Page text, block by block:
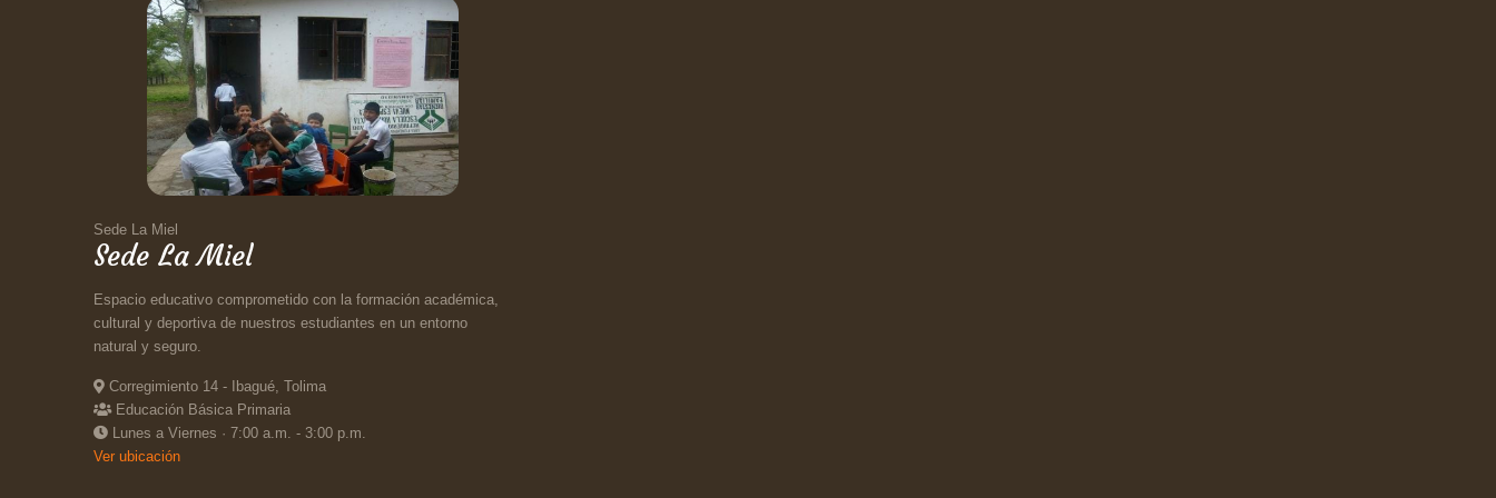
Sede La Miel
Sede La Miel
Espacio educativo comprometido con la formación académica,
cultural y deportiva de nuestros estudiantes en un entorno
natural y seguro.
Corregimiento 14 - Ibagué, Tolima
Educación Básica Primaria
Lunes a Viernes · 7:00 a.m. - 3:00 p.m.
Ver ubicación